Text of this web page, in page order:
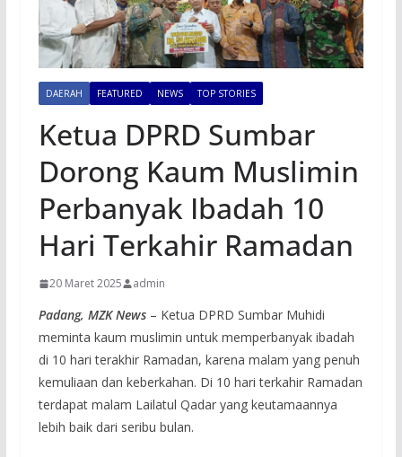
DAERAH FEATURED NEWS TOP STORIES
Ketua DPRD Sumbar
Dorong Kaum Muslimin
Perbanyak Ibadah 10
Hari Terkahir Ramadan
20 Maret 2025 admin
Padang, MZK News– Ketua DPRD Sumbar Muhidi
meminta kaum muslimin untuk memperbanyak ibadah
di 10 hari terakhir Ramadan, karena malam yang penuh
kemuliaan dan keberkahan. Di 10 hari terkahir Ramadan
terdapat malam Lailatul Qadar yang keutamaannya
lebih baik dari seribu bulan.